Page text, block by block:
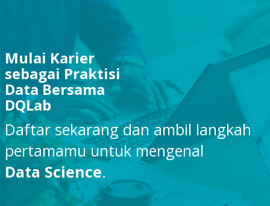
Mulai Karier
sebagai Praktisi
Data Bersama
DQLab
Daftar sekarang dan ambil langkah
pertamamu untuk mengenal
Data Science.